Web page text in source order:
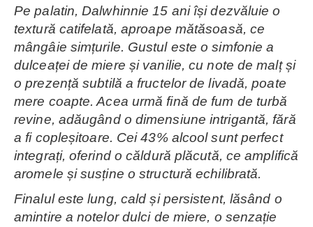
Pe palatin, Dalwhinnie 15 ani își dezvăluie o
textură catifelată, aproape mătăsoasă, ce
mângâie simțurile. Gustul este o simfonie a
dulceaței de miere și vanilie, cu note de malț și
o prezență subtilă a fructelor de livadă, poate
mere coapte. Acea urmă fină de fum de turbă
revine, adăugând o dimensiune intrigantă, fără
a fi copleșitoare. Cei 43% alcool sunt perfect
integrați, oferind o căldură plăcută, ce amplifică
aromele și susține o structură echilibrată.
Finalul este lung, cald și persistent, lăsând o
amintire a notelor dulci de miere, o senzație